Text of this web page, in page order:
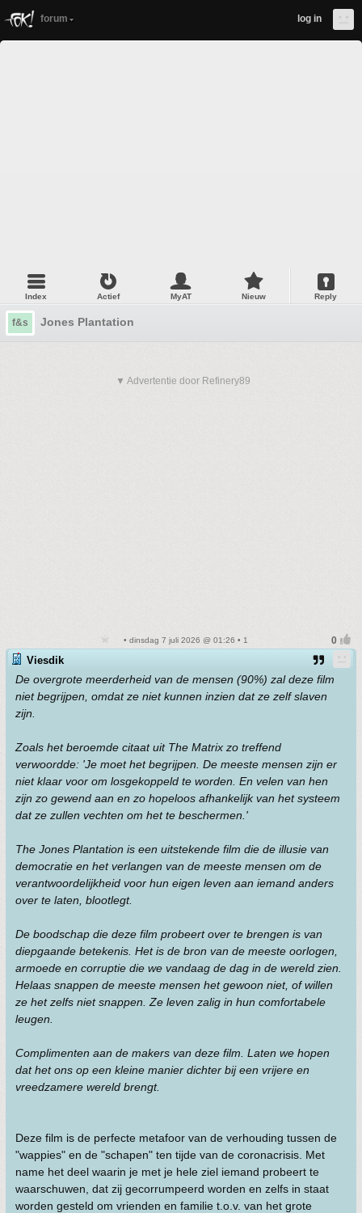
forum log in
Index Actief MyAT Nieuw Reply
f&s Jones Plantation
▼ Advertentie door Refinery89
• dinsdag 7 juli 2026 @ 01:26 • 1
Viesdik
De overgrote meerderheid van de mensen (90%) zal deze film
niet begrijpen, omdat ze niet kunnen inzien dat ze zelf slaven
zijn.
Zoals het beroemde citaat uit The Matrix zo treffend
verwoordde: 'Je moet het begrijpen. De meeste mensen zijn er
niet klaar voor om losgekoppeld te worden. En velen van hen
zijn zo gewend aan en zo hopeloos afhankelijk van het systeem
dat ze zullen vechten om het te beschermen.'
The Jones Plantation is een uitstekende film die de illusie van
democratie en het verlangen van de meeste mensen om de
verantwoordelijkheid voor hun eigen leven aan iemand anders
over te laten, blootlegt.
De boodschap die deze film probeert over te brengen is van
diepgaande betekenis. Het is de bron van de meeste oorlogen,
armoede en corruptie die we vandaag de dag in de wereld zien.
Helaas snappen de meeste mensen het gewoon niet, of willen
ze het zelfs niet snappen. Ze leven zalig in hun comfortabele
leugen.
Complimenten aan de makers van deze film. Laten we hopen
dat het ons op een kleine manier dichter bij een vrijere en
vreedzamere wereld brengt.
Deze film is de perfecte metafoor van de verhouding tussen de
"wappies" en de "schapen" ten tijde van de coronacrisis. Met
name het deel waarin je met je hele ziel iemand probeert te
waarschuwen, dat zij gecorrumpeerd worden en zelfs in staat
worden gesteld om vrienden en familie t.o.v. van het grote